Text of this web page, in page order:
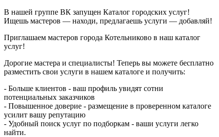
В нашей группе ВК запущен Каталог городских услуг!
Ищешь мастеров — находи, предлагаешь услуги — добавляй!
Приглашаем мастеров города Котельниково в наш каталог
услуг!
Дорогие мастера и специалисты! Теперь вы можете бесплатно
разместить свои услуги в нашем каталоге и получить:
- Больше клиентов - ваш профиль увидят сотни
потенциальных заказчиков
- Повышенное доверие - размещение в проверенном каталоге
усилит вашу репутацию
- Удобный поиск услуг по подборкам - ваши услуги легко
найти.